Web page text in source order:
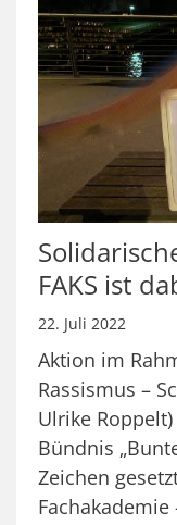
FAKS ist
22. Juli 2022
Aktion im
Rassismus –
Ulrike
Bündnis
Zeichen